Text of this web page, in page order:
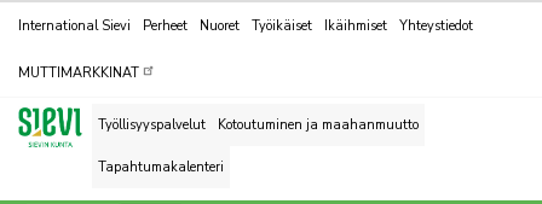
Kohderyhmät
International Sievi Perheet Nuoret Työikäiset Ikäihmiset Yhteystiedot
MUTTIMARKKINAT
Työllisyyspalvelut Kotoutuminen ja maahanmuutto
Tapahtumakalenteri